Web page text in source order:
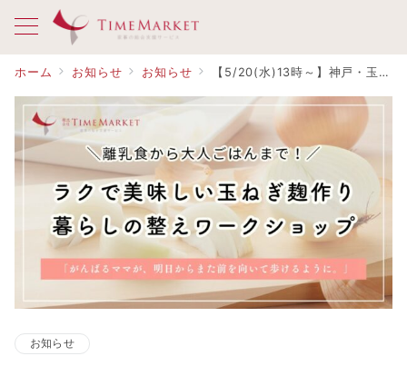
ホーム お知らせ お知らせ 【5/20(水)13時～】神戸・玉ねぎ麹作りと暮らしを整えるワークショップ
お知らせ